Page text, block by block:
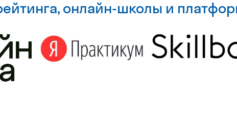
онлайн-школы и